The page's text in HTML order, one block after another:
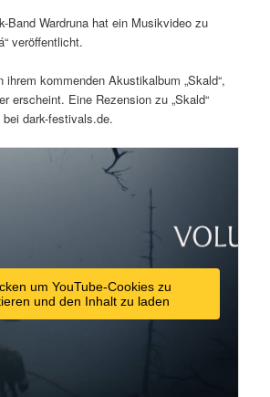
Band Wardruna hat ein Musikvideo zu
veröffentlicht.
kommenden Akustikalbum „Skald“,
erscheint. Eine Rezension zu „Skald“
dark-festivals.de.
um YouTube-Cookies zu
und den Inhalt zu laden